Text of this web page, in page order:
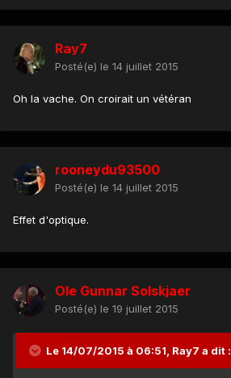
Ray7
Posté(e) le 14 juillet 2015
Oh la vache. On croirait un vétéran
rooneydu93500
Posté(e) le 14 juillet 2015
Effet d'optique.
Ole Gunnar Solskjaer
Posté(e) le 19 juillet 2015
Le 14/07/2015 à 06:51, Ray7 a dit :